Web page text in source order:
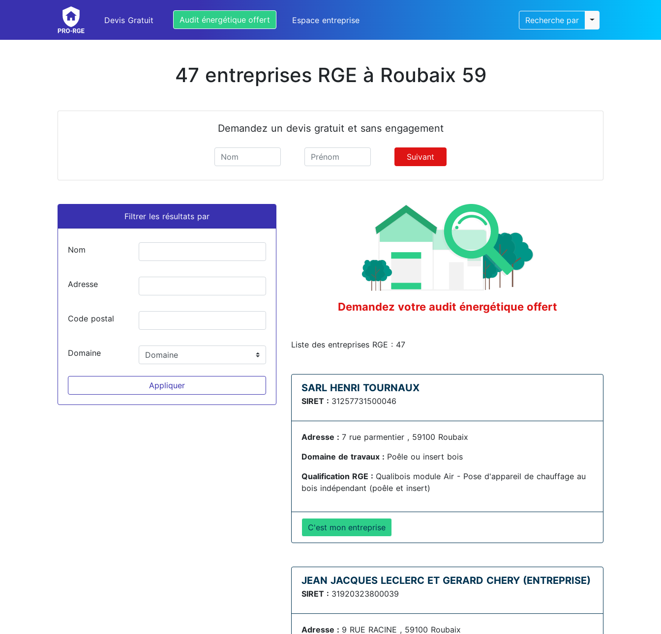
Devis Gratuit Audit énergétique offert Espace entreprise Recherche par Toggle dropdown
47 entreprises RGE à Roubaix 59
Demandez un devis gratuit et sans engagement
Suivant
Filtrer les résultats par
Nom
Adresse
Code postal
Domaine
Appliquer
Demandez votre audit énergétique offert
Liste des entreprises RGE : 47
SARL HENRI TOURNAUX
SIRET : 31257731500046
Adresse : 7 rue parmentier , 59100 Roubaix
Domaine de travaux : Poêle ou insert bois
Qualification RGE : Qualibois module Air - Pose d'appareil de chauffage au
bois indépendant (poêle et insert)
C'est mon entreprise
JEAN JACQUES LECLERC ET GERARD CHERY (ENTREPRISE)
SIRET : 31920323800039
Adresse : 9 RUE RACINE , 59100 Roubaix